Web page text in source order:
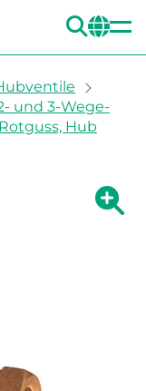
und 3-Wege-
Hub
Zeige